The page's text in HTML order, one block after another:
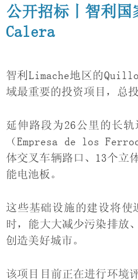
公开招标丨智利
Calera
智利Limache地区的
域最重要的投资项目，总
延伸路段为26公里的长
（Empresa de los
体交叉车辆路口、13个立
能电池板。
这些基础设施的建设将使
时，能大大减少污染排放
创造美好城市。
该项目目前正在进行环境